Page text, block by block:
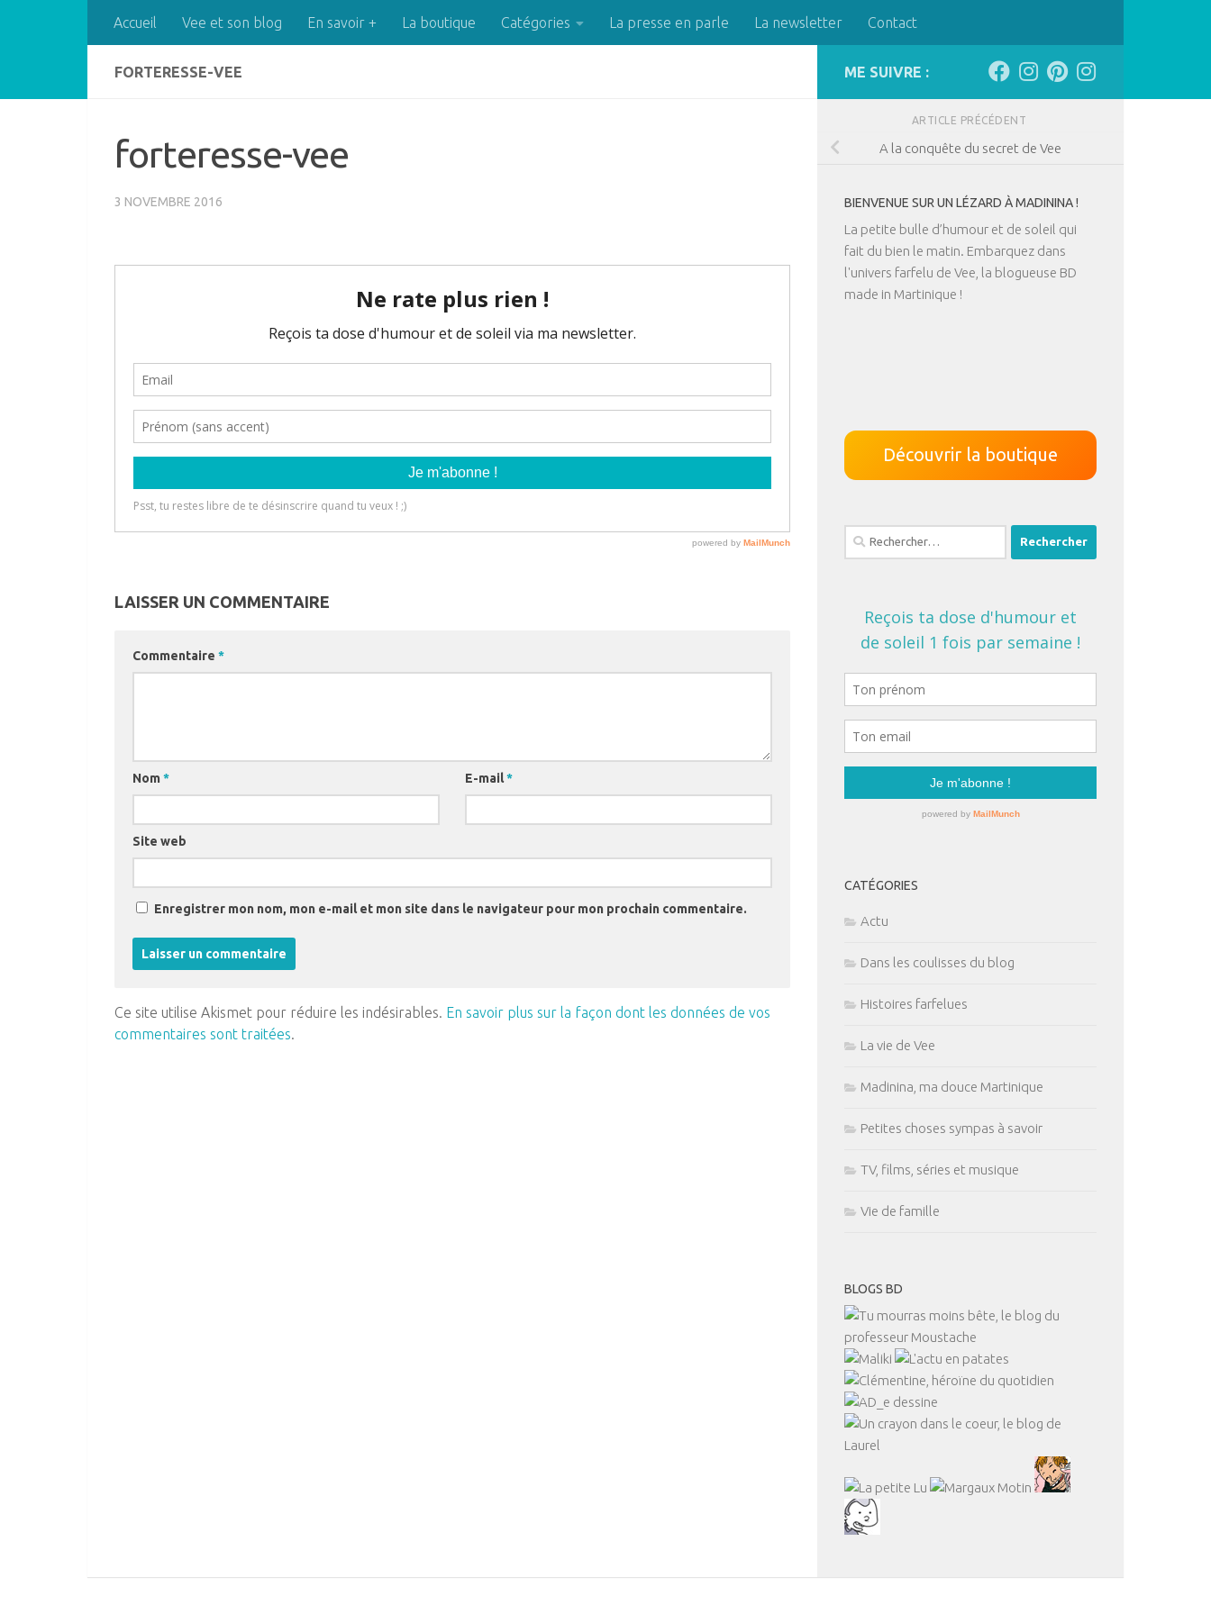
Skip to contentAccueil Vee et son blog En savoir + La boutique Catégories La presse en parle La newsletter Contact
FORTERESSE-VEE
forteresse-vee
3 NOVEMBRE 2016
LAISSER UN COMMENTAIRE
Commentaire *
Nom * E-mail*
Site web
Enregistrer mon nom, mon e-mail et mon site dans le navigateur pour mon prochain commentaire.
Ce site utilise Akismet pour réduire les indésirables. En savoir plus sur la façon dont les données de vos
commentaires sont traitées.
ME SUIVRE :
ARTICLE PRÉCÉDENT
A la conquête du secret de Vee
BIENVENUE SUR UN LÉZARD À MADININA !
La petite bulle d’humour et de soleil qui
fait du bien le matin. Embarquez dans
l'univers farfelu de Vee, la blogueuse BD
made in Martinique !
Découvrir la boutique
Rechercher :
CATÉGORIES
Actu
Dans les coulisses du blog
Histoires farfelues
La vie de Vee
Madinina, ma douce Martinique
Petites choses sympas à savoir
TV, films, séries et musique
Vie de famille
BLOGS BD